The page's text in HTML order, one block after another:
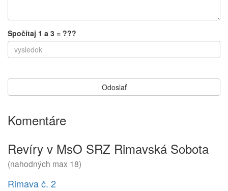
Spočítaj 1 a 3 = ???
Komentáre
Revíry v MsO SRZ Rimavská Sobota
(nahodných max 18)
Rimava č. 2